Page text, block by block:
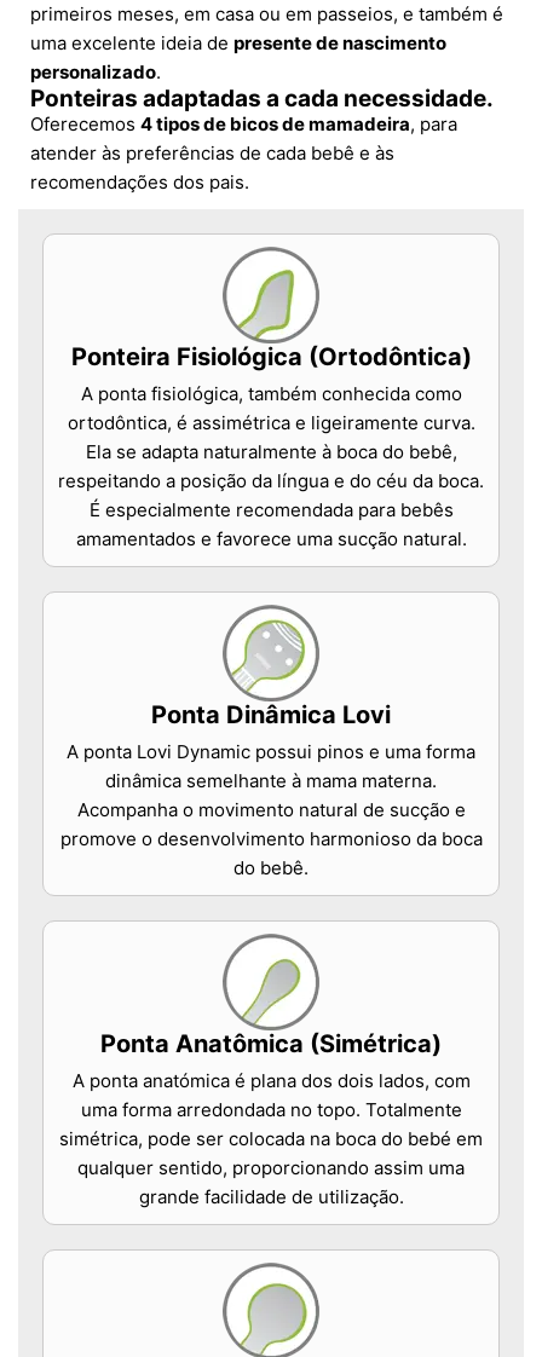
primeiros meses, em casa ou em passeios, e também é
uma excelente ideia de presente de nascimento
personalizado.
Ponteiras adaptadas a cada necessidade.
Oferecemos 4 tipos de bicos de mamadeira, para
atender às preferências de cada bebê e às
recomendações dos pais.
Ponteira Fisiológica (Ortodôntica)
A ponta fisiológica, também conhecida como
ortodôntica, é assimétrica e ligeiramente curva.
Ela se adapta naturalmente à boca do bebê,
respeitando a posição da língua e do céu da boca.
É especialmente recomendada para bebês
amamentados e favorece uma sucção natural.
Ponta Dinâmica Lovi
A ponta Lovi Dynamic possui pinos e uma forma
dinâmica semelhante à mama materna.
Acompanha o movimento natural de sucção e
promove o desenvolvimento harmonioso da boca
do bebê.
Ponta Anatômica (Simétrica)
A ponta anatómica é plana dos dois lados, com
uma forma arredondada no topo. Totalmente
simétrica, pode ser colocada na boca do bebé em
qualquer sentido, proporcionando assim uma
grande facilidade de utilização.